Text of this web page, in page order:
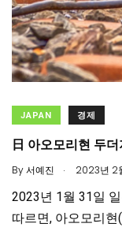
JAPAN 경제
日 아오모리현 두
By서예진 . 2023년 2
2023년 1월 31일
따르면, 아오모리